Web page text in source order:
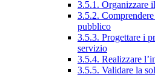
3.5.1. Organizzare
3.5.2.
pubblico
3.5.3. Progettare i
servizio
3.5.4. Realizzare
3.5.5. Validare la